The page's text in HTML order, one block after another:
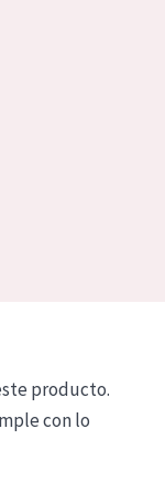
producto.
con lo